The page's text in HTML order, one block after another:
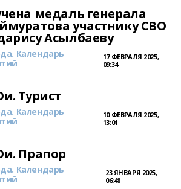
медаль генерала
участнику СВО
Асылбаеву
Календарь
17 ФЕВРАЛЯ 2025,
09:34
Турист
Календарь
10 ФЕВРАЛЯ 2025,
13:01
Прапор
Календарь
23 ЯНВАРЯ 2025,
06:48